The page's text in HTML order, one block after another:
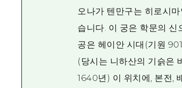
오나가 텐만구는 히로시
습니다. 이 궁은 학문의
공은 헤이안 시대(기원
(당시는 니하산의 기슭은
1640년) 이 위치에, 본전,